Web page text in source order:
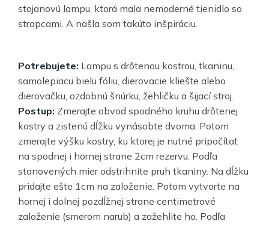
stojanovú lampu, ktorá mala nemoderné tienidlo so
strapcami. A našla som takúto inšpiráciu.
Potrebujete: Lampu s drôtenou kostrou, tkaninu,
samolepiacu bielu fóliu, dierovacie kliešte alebo
dierovačku, ozdobnú šnúrku, žehličku a šijací stroj.
Postup: Zmerajte obvod spodného kruhu drôtenej
kostry a zistenú dĺžku vynásobte dvoma. Potom
zmerajte výšku kostry, ku ktorej je nutné pripočítať
na spodnej i hornej strane 2cm rezervu. Podľa
stanovených mier odstrihnite pruh tkaniny. Na dĺžku
pridajte ešte 1cm na založenie. Potom vytvorte na
hornej i dolnej pozdĺžnej strane centimetrové
založenie (smerom narub) a zažehlite ho. Podľa